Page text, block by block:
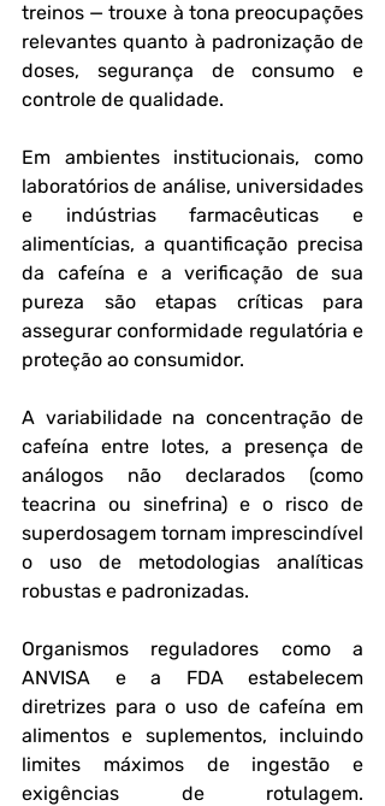
treinos — trouxe à tona preocupações
relevantes quanto à padronização de
doses, segurança de consumo e
controle de qualidade.
Em ambientes institucionais, como
laboratórios de análise, universidades
e indústrias farmacêuticas e
alimentícias, a quantificação precisa
da cafeína e a verificação de sua
pureza são etapas críticas para
assegurar conformidade regulatória e
proteção ao consumidor.
A variabilidade na concentração de
cafeína entre lotes, a presença de
análogos não declarados (como
teacrina ou sinefrina) e o risco de
superdosagem tornam imprescindível
o uso de metodologias analíticas
robustas e padronizadas.
Organismos reguladores como a
ANVISA e a FDA estabelecem
diretrizes para o uso de cafeína em
alimentos e suplementos, incluindo
limites máximos de ingestão e
exigências de rotulagem.